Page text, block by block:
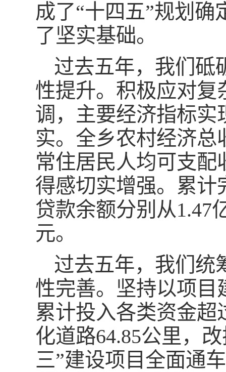
成了“十四五”规划
了坚实基础。
过去五年，我们砥
性提升。积极应对复
调，主要经济指标实
实。全乡农村经济总
常住居民人均可支配
得感切实增强。累计
贷款余额分别从1.47
元。
过去五年，我们统
性完善。坚持以项目
累计投入各类资金
化道路64.85公里，
三”建设项目全面通